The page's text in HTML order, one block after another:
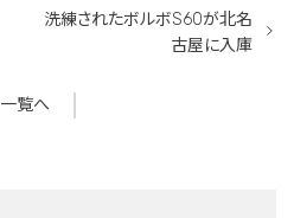
一覧へ
洗練されたボルボS60が北名
古屋に入庫